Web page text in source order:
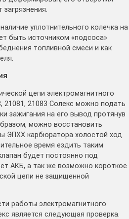
уплотнительного колечка на
быть источником «подсоса»
топливной смеси и как
цепи электромагнитного
21081, 21083 Солекс можно подать
зажигания на его вывод протянув
можно восстановить
ЭПХХ карбюратора холостой ход
время ездить таким
будет постоянно под
АКБ, а так же возможно короткое
цепи не защищенной
работы электромагнитного
является следующая проверка.